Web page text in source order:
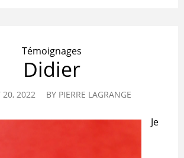
Témoignages
Didier
20, 2022 BY PIERRE LAGRANGE
Je